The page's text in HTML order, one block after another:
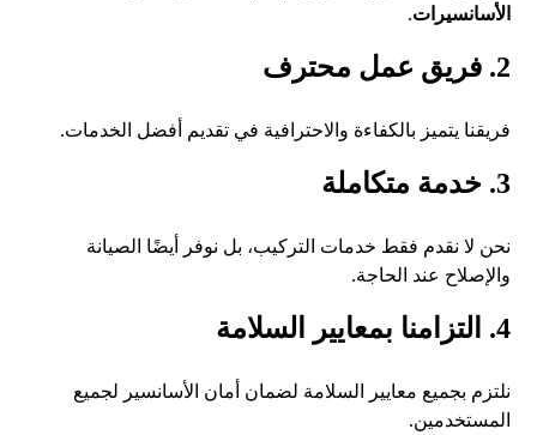
الأسانسيرات.
2. فريق عمل محترف
فريقنا يتميز بالكفاءة والاحترافية في تقديم أفضل الخدمات.
3. خدمة متكاملة
نحن لا نقدم فقط خدمات التركيب، بل نوفر أيضًا الصيانة
والإصلاح عند الحاجة.
4. التزامنا بمعايير السلامة
نلتزم بجميع معايير السلامة لضمان أمان الأسانسير لجميع
المستخدمين.